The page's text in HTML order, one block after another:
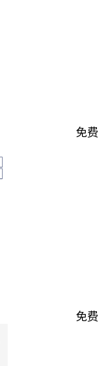
免费
免费